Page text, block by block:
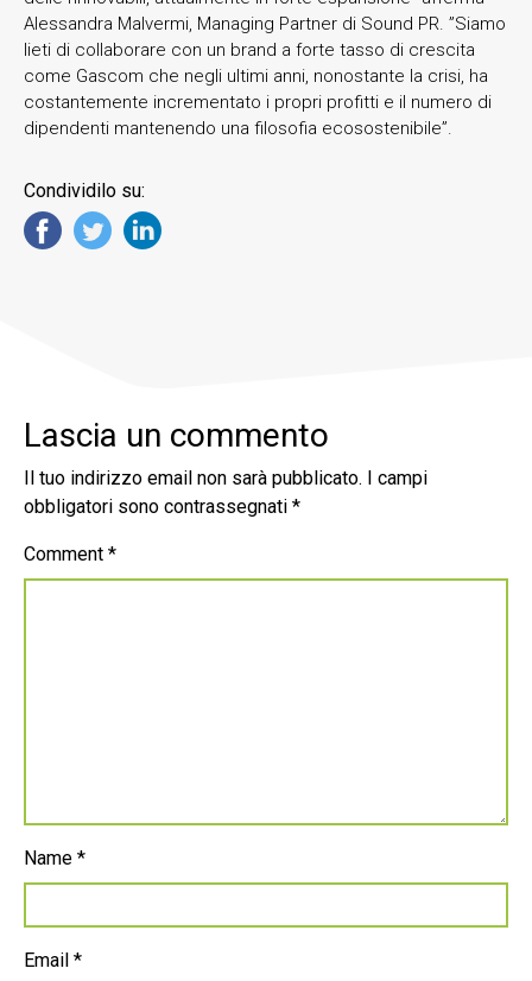
Alessandra Malvermi, Managing Partner di Sound PR. ”Siamo
lieti di collaborare con un brand a forte tasso di crescita
come Gascom che negli ultimi anni, nonostante la crisi, ha
costantemente incrementato i propri profitti e il numero di
dipendenti mantenendo una filosofia ecosostenibile”.
Condividilo su:
Lascia un commento
Il tuo indirizzo email non sarà pubblicato.
I campi
obbligatori sono contrassegnati *
Comment *
Name *
Email *